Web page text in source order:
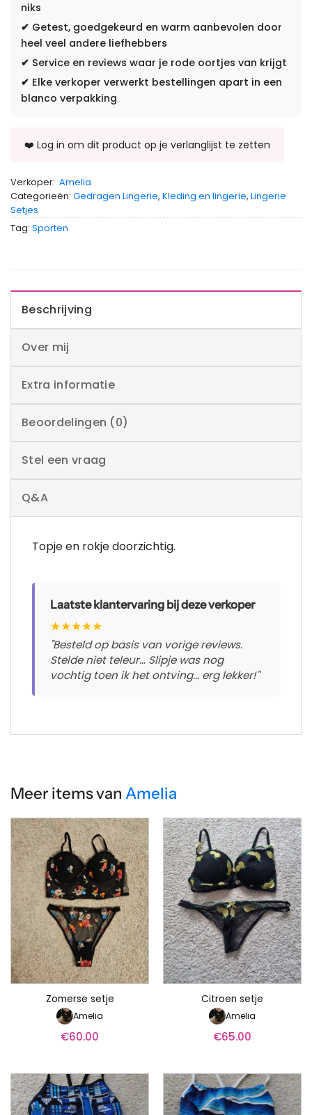
niks
✔ Getest, goedgekeurd en warm aanbevolen door
heel veel andere liefhebbers
✔ Service en reviews waar je rode oortjes van krijgt
✔ Elke verkoper verwerkt bestellingen apart in een
blanco verpakking
Verkoper: Amelia
Categorieën: Gedragen Lingerie, Kleding en lingerie, Lingerie
Setjes
Tag: Sporten
Beschrijving
Over mij
Extra informatie
Beoordelingen (0)
Stel een vraag
Q&A
Topje en rokje doorzichtig.
Laatste klantervaring bij deze verkoper
★★★★★
"Besteld op basis van vorige reviews.
Stelde niet teleur… Slipje was nog
vochtig toen ik het ontving… erg lekker!"
Meer items van Amelia
Zomerse setje
Amelia
€60.00
Citroen setje
Amelia
€65.00